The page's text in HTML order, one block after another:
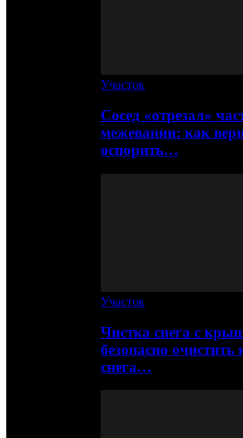
Участок
Сосед «отрезал»
межевании: как
оспорить…
Участок
Чистка снега с
безопасно
снега…